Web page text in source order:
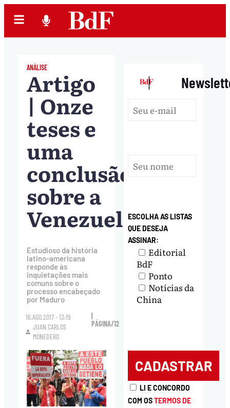
ANÁLISE
Artigo
| Onze
teses e
uma
conclusão
sobre a
Venezuela
Estudioso da história
latino-americana
responde às
inquietações mais
comuns sobre o
processo encabeçado
por Maduro
16.AGO.2017 - 13:19
JUAN CARLOS
MONEDERO
PÁGINA/12
|
ESCOLHA AS LISTAS
QUE DESEJA
ASSINAR:
Editorial
BdF
Ponto
Notícias da
China
LI E CONCORDO
COM OSTERMOS DE